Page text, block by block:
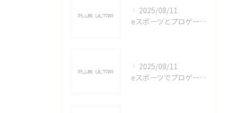
2025/08/11
eスポーツとプロゲーマーを六番町駅で目指すための実践ガイド
2025/08/11
eスポーツでプロゲーマーを目指す愛知県名古屋市の最新キャリアガイド